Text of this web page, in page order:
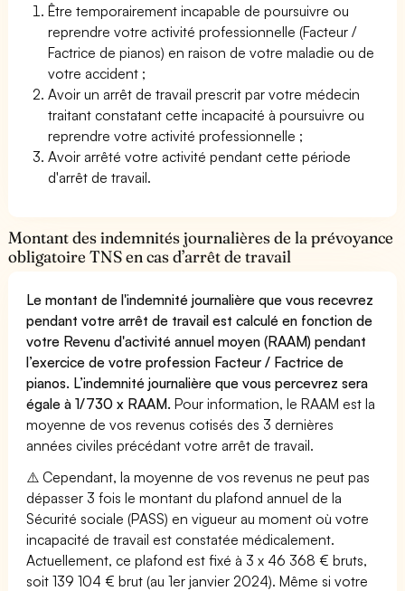
Être temporairement incapable de poursuivre ou
reprendre votre activité professionnelle (Facteur /
Factrice de pianos) en raison de votre maladie ou de
votre accident ;
Avoir un arrêt de travail prescrit par votre médecin
traitant constatant cette incapacité à poursuivre ou
reprendre votre activité professionnelle ;
Avoir arrêté votre activité pendant cette période
d'arrêt de travail.
Montant des indemnités journalières de la prévoyance
obligatoire TNS en cas d’arrêt de travail
Le montant de l'indemnité journalière que vous recevrez
pendant votre arrêt de travail est calculé en fonction de
votre Revenu d'activité annuel moyen (RAAM) pendant
l’exercice de votre profession Facteur / Factrice de
pianos. L’indemnité journalière que vous percevrez sera
égale à 1/730 x RAAM. Pour information, le RAAM est la
moyenne de vos revenus cotisés des 3 dernières
années civiles précédant votre arrêt de travail.
⚠️ Cependant, la moyenne de vos revenus ne peut pas
dépasser 3 fois le montant du plafond annuel de la
Sécurité sociale (PASS) en vigueur au moment où votre
incapacité de travail est constatée médicalement.
Actuellement, ce plafond est fixé à 3 x 46 368 € bruts,
soit 139 104 € brut (au 1er janvier 2024). Même si votre